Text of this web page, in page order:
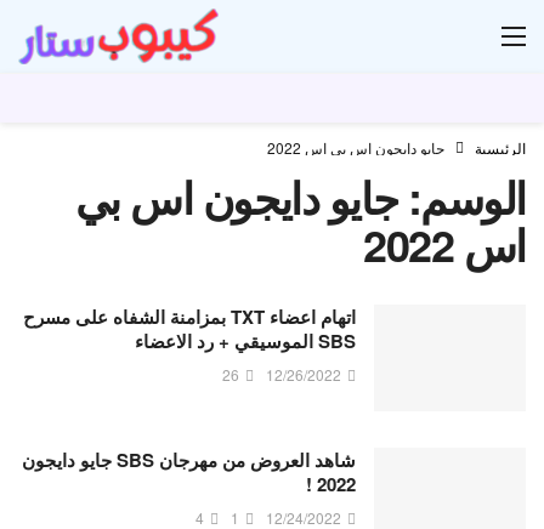
الرئيسية جايو دايجون اس بي اس 2022
الوسم:جايو دايجون اس بي
اس 2022
اتهام اعضاء TXT بمزامنة الشفاه على مسرح
SBS الموسيقي + رد الاعضاء
12/26/2022
26
شاهد العروض من مهرجان SBS جايو دايجون
2022 !
12/24/2022
1
4